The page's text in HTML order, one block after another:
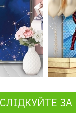
СЛІДКУЙТЕ